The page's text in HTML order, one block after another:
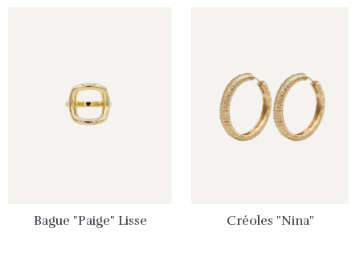
Bague "Paige" Lisse Créoles "Nina"